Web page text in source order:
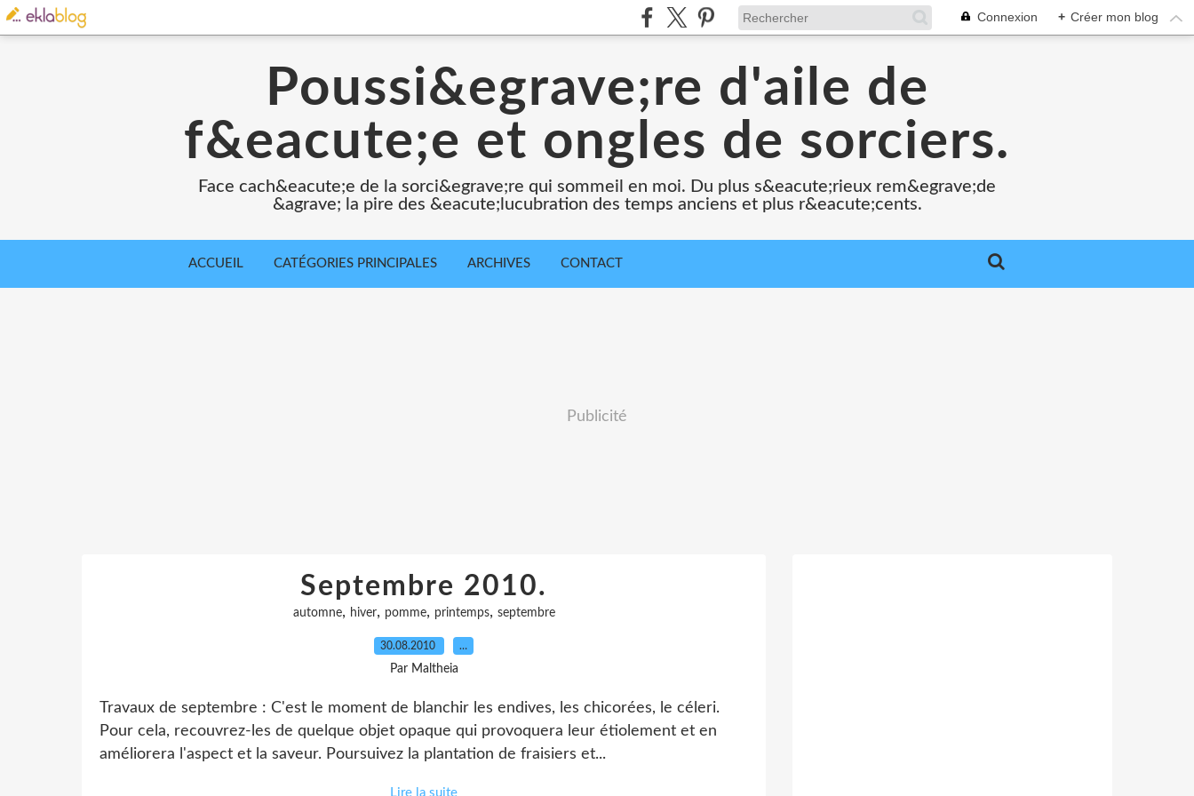
Connexion + Créer mon blog
Poussi&egrave;re d'aile de
f&eacute;e et ongles de sorciers.
Face cach&eacute;e de la sorci&egrave;re qui sommeil en moi. Du plus s&eacute;rieux rem&egrave;de
&agrave; la pire des &eacute;lucubration des temps anciens et plus r&eacute;cents.
ACCUEIL CATÉGORIES PRINCIPALES ARCHIVES CONTACT
Publicité
Septembre 2010.
automne, hiver, pomme, printemps, septembre
30.08.2010 …
Par Maltheia
Travaux de septembre : C'est le moment de blanchir les endives, les chicorées, le céleri.
Pour cela, recouvrez-les de quelque objet opaque qui provoquera leur étiolement et en
améliorera l'aspect et la saveur. Poursuivez la plantation de fraisiers et...
Lire la suite